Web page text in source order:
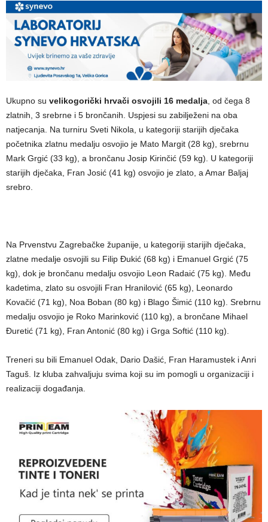
Ukupno su velikogorički hrvači osvojili 16 medalja , od čega 8
zlatnih, 3 srebrne i 5 brončanih. Uspjesi su zabilježeni na oba
natjecanja. Na turniru Sveti Nikola, u kategoriji starijih dječaka
početnika zlatnu medalju osvojio je Mato Margit (28 kg), srebrnu
Mark Grgić (33 kg), a brončanu Josip Kirinčić (59 kg). U kategoriji
starijih dječaka, Fran Josić (41 kg) osvojio je zlato, a Amar Baljaj
srebro.
Na Prvenstvu Zagrebačke županije, u kategoriji starijih dječaka,
zlatne medalje osvojili su Filip Đukić (68 kg) i Emanuel Grgić (75
kg), dok je brončanu medalju osvojio Leon Radaić (75 kg). Među
kadetima, zlato su osvojili Fran Hranilović (65 kg), Leonardo
Kovačić (71 kg), Noa Boban (80 kg) i Blago Šimić (110 kg). Srebrnu
medalju osvojio je Roko Marinković (110 kg), a brončane Mihael
Đuretić (71 kg), Fran Antonić (80 kg) i Grga Softić (110 kg).
Treneri su bili Emanuel Odak, Dario Dašić, Fran Haramustek i Anri
Taguš. Iz kluba zahvaljuju svima koji su im pomogli u organizaciji i
realizaciji događanja.